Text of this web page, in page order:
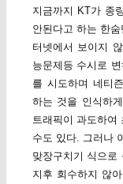
지금까지 KT가 종
안된다고 하는 한
터넷에서 보이지
능문제등 수시로
를 시도하며 네티
하는 것을 인식하
트래픽이 과도하여
수도 있다. 그러나
맞장구치기 식으로
지후 회수하지 않